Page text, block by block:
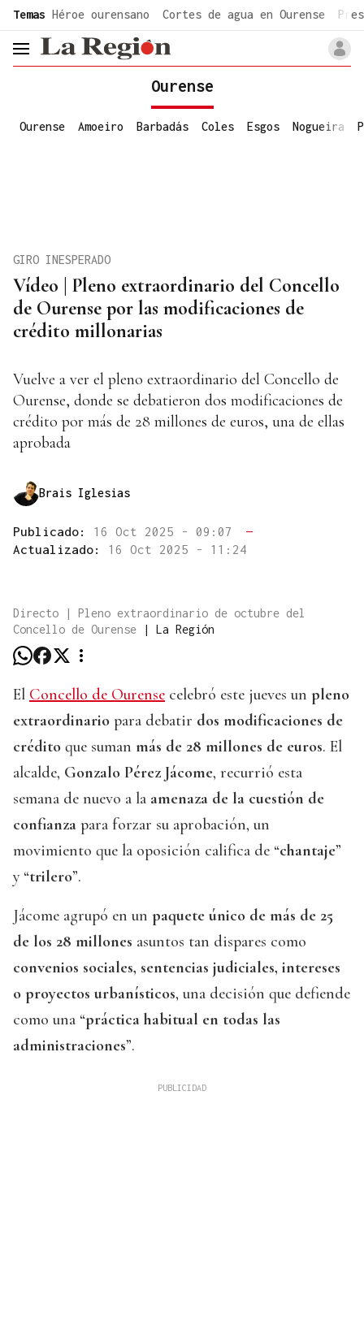
common.go-to-content
Temas Héroe ourensano Cortes de agua en Ourense
header.menu.open
Ourense
Ourense Amoeiro Barbadás Coles Esgos Nogueira
Vídeo | Pleno extraordinario del Concello
de Ourense por las modificaciones de
crédito millonarias
GIRO INESPERADO
Vuelve a ver el pleno extraordinario del Concello de
Ourense, donde se debatieron dos modificaciones de
crédito por más de 28 millones de euros, una de ellas
aprobada
Brais Iglesias
Publicado: 16 Oct 2025 - 09:07
—
Actualizado: 16 Oct 2025 - 11:24
Directo | Pleno extraordinario de octubre del
Concello de Ourense
| La Región
El Concello de Ourense celebró este jueves un pleno
extraordinario para debatir dos modificaciones de
crédito que suman más de 28 millones de euros. El
alcalde, Gonzalo Pérez Jácome, recurrió esta
semana de nuevo a la amenaza de la cuestión de
confianza para forzar su aprobación, un
movimiento que la oposición califica de “chantaje”
y “trilero”.
Jácome agrupó en un paquete único de más de 25
de los 28 millones asuntos tan dispares como
convenios sociales, sentencias judiciales, intereses
o proyectos urbanísticos, una decisión que defiende
como una “práctica habitual en todas las
administraciones”.